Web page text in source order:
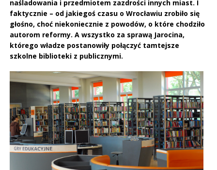
naśladowania i przedmiotem zazdrości innych miast. I
faktycznie – od jakiegoś czasu o Wrocławiu zrobiło się
głośno, choć niekoniecznie z powodów, o które chodziło
autorom reformy. A wszystko za sprawą Jarocina,
którego władze postanowiły połączyć tamtejsze
szkolne biblioteki z publicznymi.